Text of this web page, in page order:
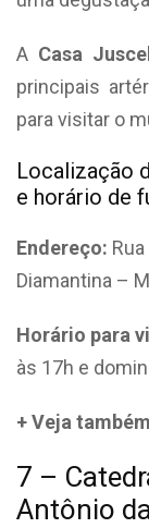
A Casa
principais
para visitar o
Localização
e horário de
Endereço:
Diamantina –
Horário para
às 17h e
+ Veja também
7 –
Antônio